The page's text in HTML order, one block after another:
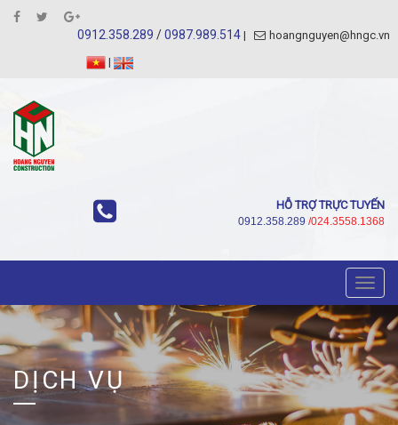
0912.358.289 /0987.989.514
hoangnguyen@hngc.vn
|
HỖ TRỢ TRỰC TUYẾN
0912.358.289 /024.3558.1368
DỊCH VỤ